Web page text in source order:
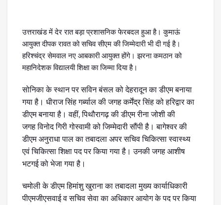
उत्तराखंड में देर रात बड़ा प्रशासनिक फेरबदल हुआ है। कुमाऊं
आयुक्त दीपक रावत को सचिव सीएम की जिम्मेदारी भी दी गई है।
हरिश्चंद्र सेमवाल नए आबकारी आयुक्त होंगे। झरना कमठान को
महानिदेशक विद्यालयी शिक्षा का जिम्मा दिया है।
सोनिका के स्थान पर सविन बंसल को देहरादून का डीएम बनाया
गया है। धीराज सिंह गर्ब्याल की जगह कर्मेंद्र सिंह को हरिद्वार का
डीएम बनाया है। वहीं, पिथौरागढ़ की डीएम रीना जोशी की
जगह विनोद गिरी गोस्वामी को जिम्मेदारी सौंपी है। बागेश्वर की
डीएम अनुराधा पाल का तबादला अपर सचिव चिकित्सा स्वास्थ्य
एवं चिकित्सा शिक्षा पद पर किया गया है। उनकी जगह आशीष
भटगई को भेजा गया है।
चमोली के डीएम हिमांशु खुराना का तबादला मुख्य कार्याधिकारी
पीएमजीएसवाई व सचिव सेवा का अधिकार आयोग के पद पर किया